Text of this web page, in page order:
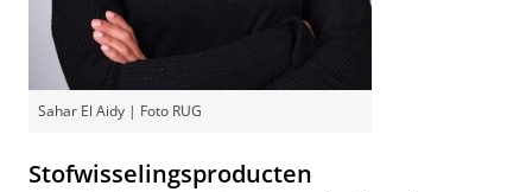
Sahar El Aidy | Foto RUG
Stofwisselingsproducten